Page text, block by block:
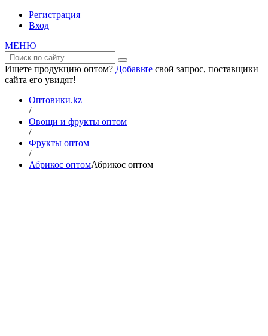
Регистрация
Вход
МЕНЮ
Ищете продукцию оптом? Добавьте свой запрос, поставщики
сайта его увидят!
Оптовики.kz
/
Овощи и фрукты оптом
/
Фрукты оптом
/
Абрикос оптомАбрикос оптом